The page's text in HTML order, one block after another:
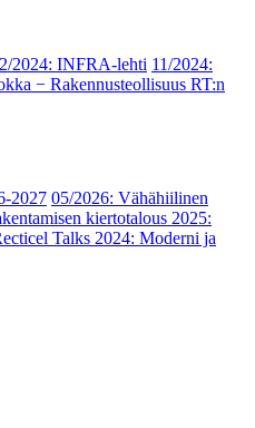
2024: INFRA-lehti 11/2024:
− Rakennusteollisuus RT:n
2027 05/2026: Vähähiilinen
kiertotalous 2025:
Talks 2024: Moderni ja